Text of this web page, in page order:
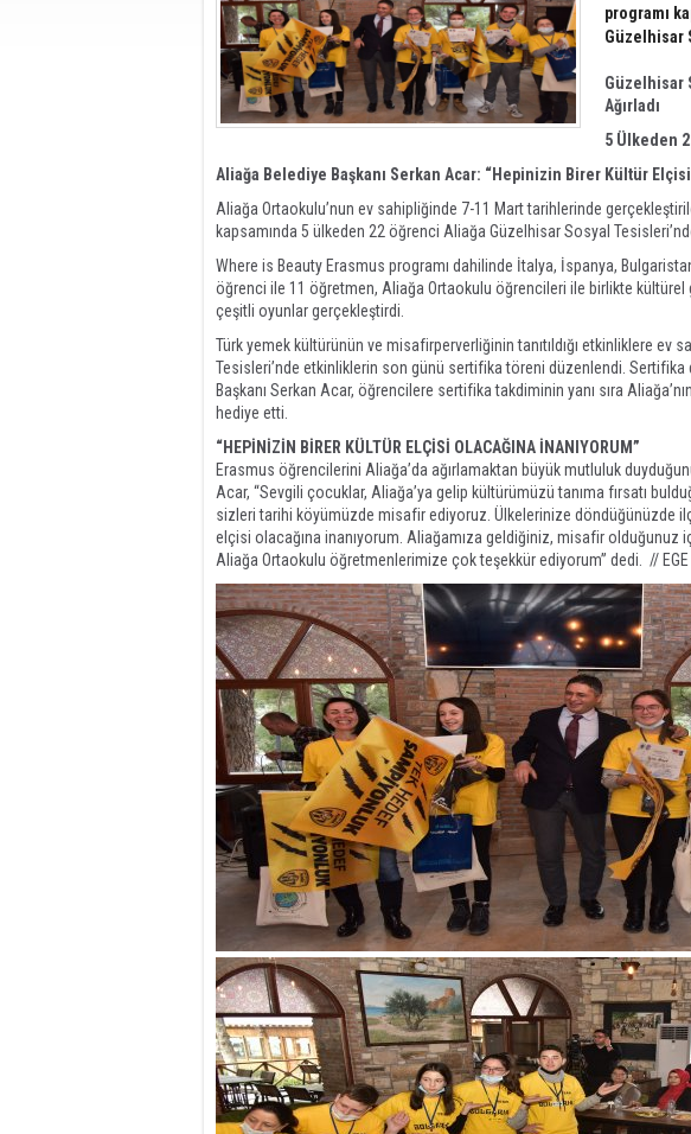
programı
Güzelhisar
Güzelhisar
Ağırladı
5 Ülkeden
Aliağa Belediye Başkanı Serkan Acar: “Hepinizin Birer Kültür Elçisi
Aliağa Ortaokulu’nun ev sahipliğinde 7-11 Mart tarihlerinde
kapsamında 5 ülkeden 22 öğrenci Aliağa Güzelhisar Sosyal
Where is Beauty Erasmus programı dahilinde İtalya, İspanya,
öğrenci ile 11 öğretmen, Aliağa Ortaokulu öğrencileri ile birlikte
çeşitli oyunlar gerçekleştirdi.
Türk yemek kültürünün ve misafirperverliğinin tanıtıldığı etkinliklere ev
Tesisleri’nde etkinliklerin son günü sertifika töreni düzenlendi. Sertifika
Başkanı Serkan Acar, öğrencilere sertifika takdiminin yanı sıra
hediye etti.
“HEPİNİZİN BİRER KÜLTÜR ELÇİSİ OLACAĞINA İNANIYORUM”
Erasmus öğrencilerini Aliağa’da ağırlamaktan büyük mutluluk
Acar, “Sevgili çocuklar, Aliağa’ya gelip kültürümüzü tanıma fırsatı
sizleri tarihi köyümüzde misafir ediyoruz. Ülkelerinize döndüğünüzde
elçisi olacağına inanıyorum. Aliağamıza geldiğiniz, misafir olduğunuz
Aliağa Ortaokulu öğretmenlerimize çok teşekkür ediyorum” dedi. // EGE